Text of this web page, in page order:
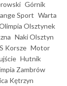
Górnik
Sport Warta
Olsztynek
Naki Olsztyn
Korsze Motor
Hutnik
Zambrów
Kętrzyn